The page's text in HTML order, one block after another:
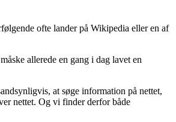
ofte lander på Wikipedia eller en af
allerede en gang i dag lavet en
at søge information på nettet,
nettet. Og vi finder derfor både